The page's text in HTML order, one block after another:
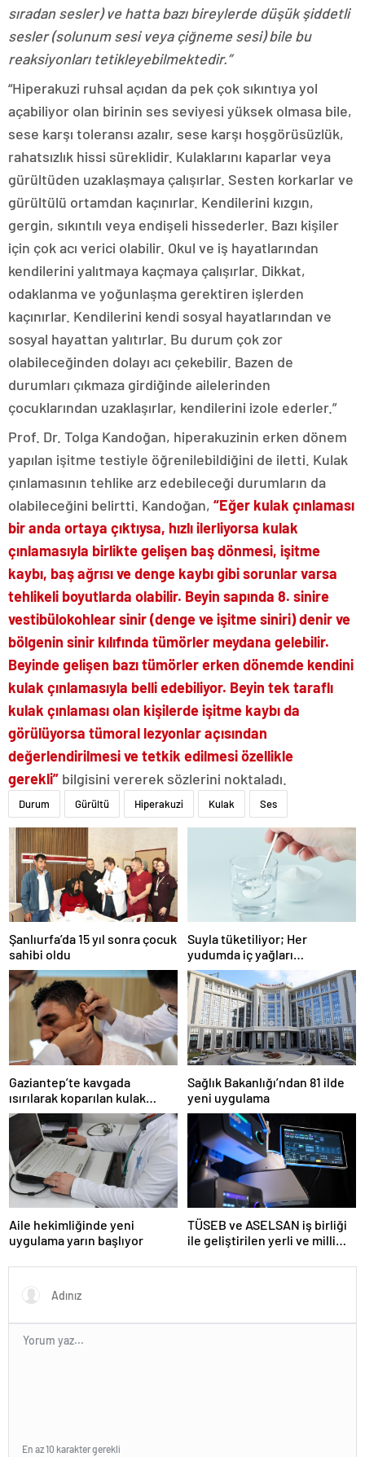
sıradan sesler) ve hatta bazı bireylerde düşük şiddetli
sesler (solunum sesi veya çiğneme sesi) bile bu
reaksiyonları tetikleyebilmektedir.”
“Hiperakuzi ruhsal açıdan da pek çok sıkıntıya yol
açabiliyor olan birinin ses seviyesi yüksek olmasa bile,
sese karşı toleransı azalır, sese karşı hoşgörüsüzlük,
rahatsızlık hissi süreklidir. Kulaklarını kaparlar veya
gürültüden uzaklaşmaya çalışırlar. Sesten korkarlar ve
gürültülü ortamdan kaçınırlar. Kendilerini kızgın,
gergin, sıkıntılı veya endişeli hissederler. Bazı kişiler
için çok acı verici olabilir. Okul ve iş hayatlarından
kendilerini yalıtmaya kaçmaya çalışırlar. Dikkat,
odaklanma ve yoğunlaşma gerektiren işlerden
kaçınırlar. Kendilerini kendi sosyal hayatlarından ve
sosyal hayattan yalıtırlar. Bu durum çok zor
olabileceğinden dolayı acı çekebilir. Bazen de
durumları çıkmaza girdiğinde ailelerinden
çocuklarından uzaklaşırlar, kendilerini izole ederler.”
Prof. Dr. Tolga Kandoğan, hiperakuzinin erken dönem
yapılan işitme testiyle öğrenilebildiğini de iletti. Kulak
çınlamasının tehlike arz edebileceği durumların da
olabileceğini belirtti. Kandoğan, “Eğer kulak çınlaması
bir anda ortaya çıktıysa, hızlı ilerliyorsa kulak
çınlamasıyla birlikte gelişen baş dönmesi, işitme
kaybı, baş ağrısı ve denge kaybı gibi sorunlar varsa
tehlikeli boyutlarda olabilir. Beyin sapında 8. sinire
vestibülokohlear sinir (denge ve işitme siniri) denir ve
bölgenin sinir kılıfında tümörler meydana gelebilir.
Beyinde gelişen bazı tümörler erken dönemde kendini
kulak çınlamasıyla belli edebiliyor. Beyin tek taraflı
kulak çınlaması olan kişilerde işitme kaybı da
görülüyorsa tümoral lezyonlar açısından
değerlendirilmesi ve tetkik edilmesi özellikle
gerekli” bilgisini vererek sözlerini noktaladı.
Durum Gürültü Hiperakuzi Kulak Ses
Şanlıurfa’da 15 yıl sonra çocuk
sahibi oldu
Suyla tüketiliyor; Her
yudumda iç yağları
parçalıyor…
Gaziantep’te kavgada
ısırılarak koparılan kulak
memesi yerine dikildi
Sağlık Bakanlığı’ndan 81 ilde
yeni uygulama
Aile hekimliğinde yeni
uygulama yarın başlıyor
TÜSEB ve ASELSAN iş birliği
ile geliştirilen yerli ve milli
tanıtıldı
En az 10 karakter gerekli